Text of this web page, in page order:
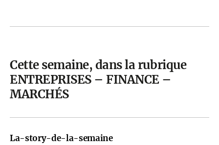
Cette semaine, dans la rubrique
ENTREPRISES – FINANCE –
MARCHÉS
La-story-de-la-semaine